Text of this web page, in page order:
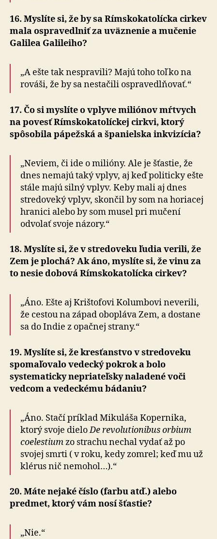
16. Myslíte si, že by sa Rímskokatolícka cirkev
mala ospravedlniť za uväznenie a mučenie
Galilea Galileiho?
„A ešte tak nespravili? Majú toho toľko na
rováši, že by sa nestačili ospravedlňovať.“
17. Čo si myslíte o vplyve miliónov mŕtvych
na povesť Rímskokatolíckej cirkvi, ktorý
spôsobila pápežská a španielska inkvizícia?
„Neviem, či ide o milióny. Ale je šťastie, že
dnes nemajú taký vplyv, aj keď politicky ešte
stále majú silný vplyv. Keby mali aj dnes
stredoveký vplyv, skončil by som na horiacej
hranici alebo by som musel pri mučení
odvolať svoje názory.“
18. Myslíte si, že v stredoveku ľudia verili, že
Zem je plochá? Ak áno, myslíte si, že vinu za
to nesie dobová Rímskokatolícka cirkev?
„Áno. Ešte aj Krištofovi Kolumbovi neverili,
že cestou na západ obopláva Zem, a dostane
sa do Indie z opačnej strany.“
19. Myslíte si, že kresťanstvo v stredoveku
spomaľovalo vedecký pokrok a bolo
systematicky nepriateľsky naladené voči
vedcom a vedeckému bádaniu?
„Áno. Stačí príklad Mikuláša Kopernika,
ktorý svoje dieloDe revolutionibus orbium
coelestiumzo strachu nechal vydať až po
svojej smrti ( v roku, kedy zomrel; keď mu už
klérus nič nemohol…).“
20. Máte nejaké číslo (farbu atď.) alebo
predmet, ktorý vám nosí šťastie?
„Nie.“